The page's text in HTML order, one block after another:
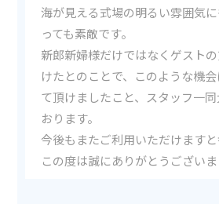
海が見える式場の明るい雰囲気
っても素敵です。
新郎新婦様だけではなくゲスト
けたとのことで、このような機
て頂けましたこと、スタッフ一
おります。
今後もまたご利用いただけますと
この度は誠にありがとうございま